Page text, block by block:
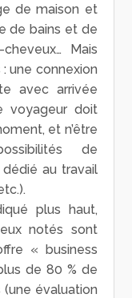
de maison et
de bains et de
Mais
une connexion
avec arrivée
voyageur doit
et n’être
de
au travail
plus haut,
notés sont
« business
de 80 % de
évaluation